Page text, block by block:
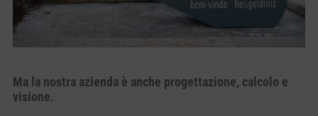
Ma la nostra azienda è anche progettazione, calcolo e
visione.